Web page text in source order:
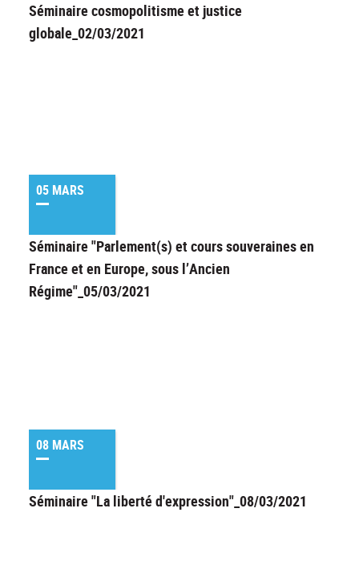
Séminaire cosmopolitisme et justice
globale_02/03/2021
05 MARS
Séminaire "Parlement(s) et cours souveraines en
France et en Europe, sous l’Ancien
Régime"_05/03/2021
08 MARS
Séminaire "La liberté d'expression"_08/03/2021